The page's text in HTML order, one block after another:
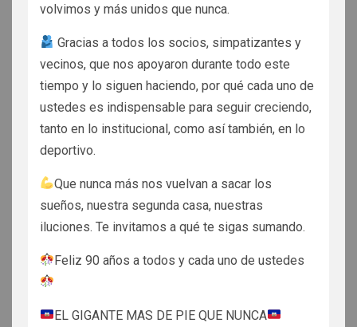
volvimos y más unidos que nunca.
Gracias a todos los socios, simpatizantes y
vecinos, que nos apoyaron durante todo este
tiempo y lo siguen haciendo, por qué cada uno de
ustedes es indispensable para seguir creciendo,
tanto en lo institucional, como así también, en lo
deportivo.
Que nunca más nos vuelvan a sacar los
sueños, nuestra segunda casa, nuestras
iluciones. Te invitamos a qué te sigas sumando.
Feliz 90 años a todos y cada uno de ustedes
EL GIGANTE MAS DE PIE QUE NUNCA